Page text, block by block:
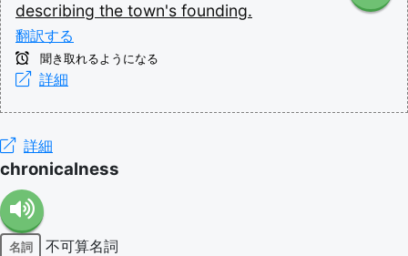
describing the town's founding.
翻訳する
聞き取れるようになる
詳細
詳細
chronicalness
名詞
不可算名詞